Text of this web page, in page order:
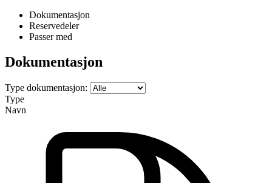
Dokumentasjon
Reservedeler
Passer med
Dokumentasjon
Type dokumentasjon:
Type
Navn